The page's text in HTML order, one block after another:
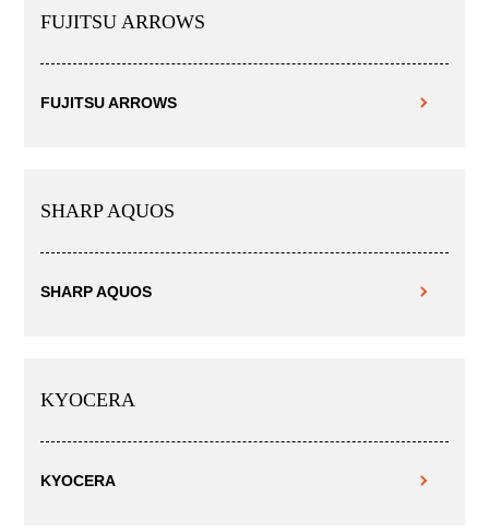
FUJITSU ARROWS
FUJITSU ARROWS
SHARP AQUOS
SHARP AQUOS
KYOCERA
KYOCERA